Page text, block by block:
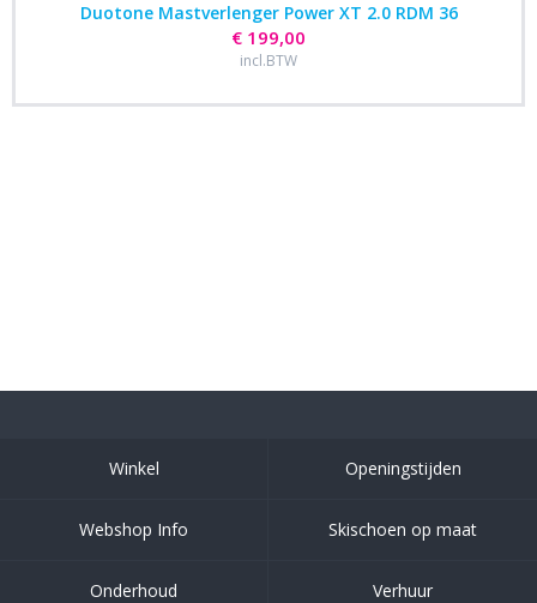
Duotone Mastverlenger Power XT 2.0 RDM 36
€ 199,00
incl.BTW
Winkel Openingstijden
Webshop Info Skischoen op maat
Onderhoud Verhuur